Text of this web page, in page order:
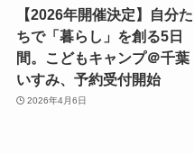
【2026年開催決定】自分た
ちで「暮らし」を創る5日
間。こどもキャンプ＠千葉
いすみ、予約受付開始
2026年4月6日